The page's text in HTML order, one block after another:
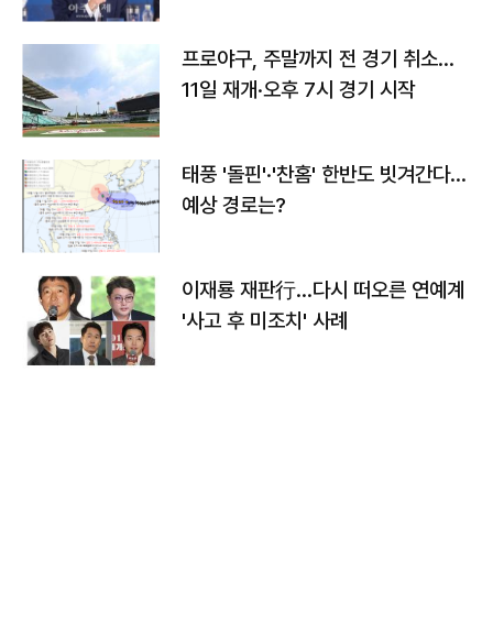
프로야구, 주말까지 전 경기 취소…
11일 재개·오후 7시 경기 시작
태풍 '돌핀'·'찬홈' 한반도 빗겨간다…
예상 경로는?
이재룡 재판行…다시 떠오른 연예계
'사고 후 미조치' 사례